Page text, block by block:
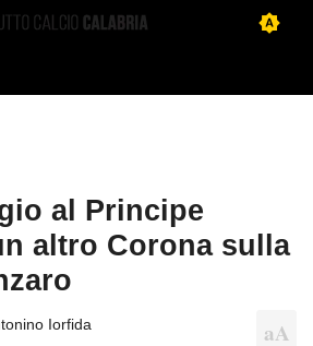
al Principe
altro Corona sulla
Iorfida